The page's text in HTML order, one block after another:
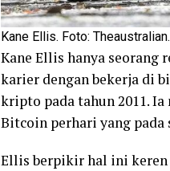
Kane Ellis. Foto:
Kane Ellis hanya seorang
karier dengan bekerja di
kripto pada tahun 2011.
Bitcoin perhari yang
Ellis berpikir hal ini keren